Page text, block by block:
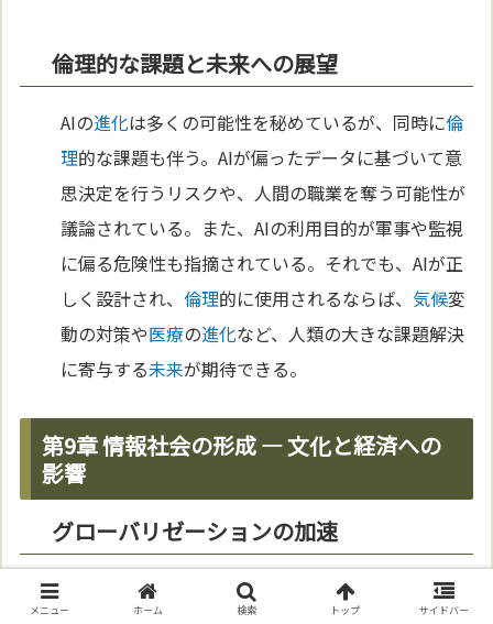
倫理的な課題と未来への展望
AIの進化は多くの可能性を秘めているが、同時に倫
理的な課題も伴う。AIが偏ったデータに基づいて意
思決定を行うリスクや、人間の職業を奪う可能性が
議論されている。また、AIの利用目的が軍事や監視
に偏る危険性も指摘されている。それでも、AIが正
しく設計され、倫理的に使用されるならば、気候変
動の対策や医療の進化など、人類の大きな課題解決
に寄与する未来が期待できる。
第9章 情報社会の形成 — 文化と経済への
影響
グローバリゼーションの加速
インターネットと デジタル は、地球
規模で人々
メニュー ホーム 検索 トップ サイドバー